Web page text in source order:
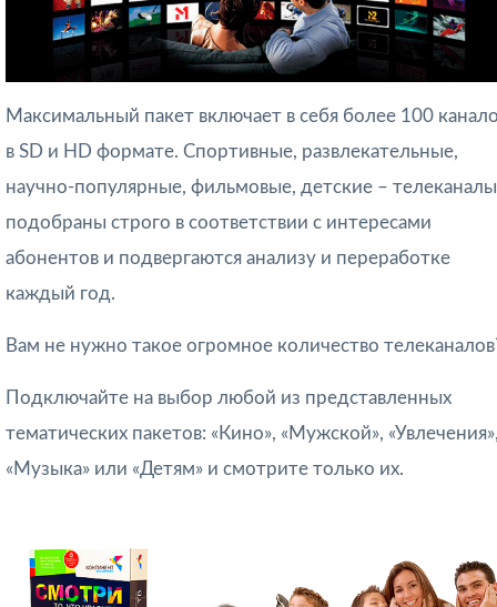
Максимальный пакет включает в себя более 100
в SD и HD формате. Спортивные, развлекательные,
научно-популярные, фильмовые, детские – телеканалы
подобраны строго в соответствии с интересами
абонентов и подвергаются анализу и переработке
каждый год.
Вам не нужно такое огромное количество
Подключайте на выбор любой из представленных
тематических пакетов: «Кино», «Мужской»,
«Музыка» или «Детям» и смотрите только их.